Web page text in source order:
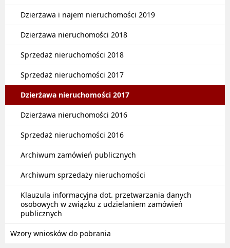
Dzierżawa i najem nieruchomości 2019
Dzierżawa nieruchomości 2018
Sprzedaż nieruchomości 2018
Sprzedaż nieruchomości 2017
Dzierżawa nieruchomości 2017
Dzierżawa nieruchomości 2016
Sprzedaż nieruchomości 2016
Archiwum zamówień publicznych
Archiwum sprzedaży nieruchomości
Klauzula informacyjna dot. przetwarzania danych
osobowych w związku z udzielaniem zamówień
publicznych
Wzory wniosków do pobrania